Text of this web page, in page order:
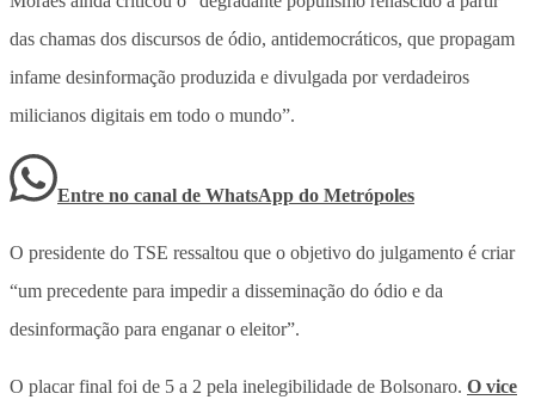
das chamas dos discursos de ódio, antidemocráticos, que propagam
infame desinformação produzida e divulgada por verdadeiros
milicianos digitais em todo o mundo”.
Entre no canal de WhatsApp do Metrópoles
O presidente do TSE ressaltou que o objetivo do julgamento é criar
“um precedente para impedir a disseminação do ódio e da
desinformação para enganar o eleitor”.
O placar final foi de 5 a 2 pela inelegibilidade de Bolsonaro. O vice